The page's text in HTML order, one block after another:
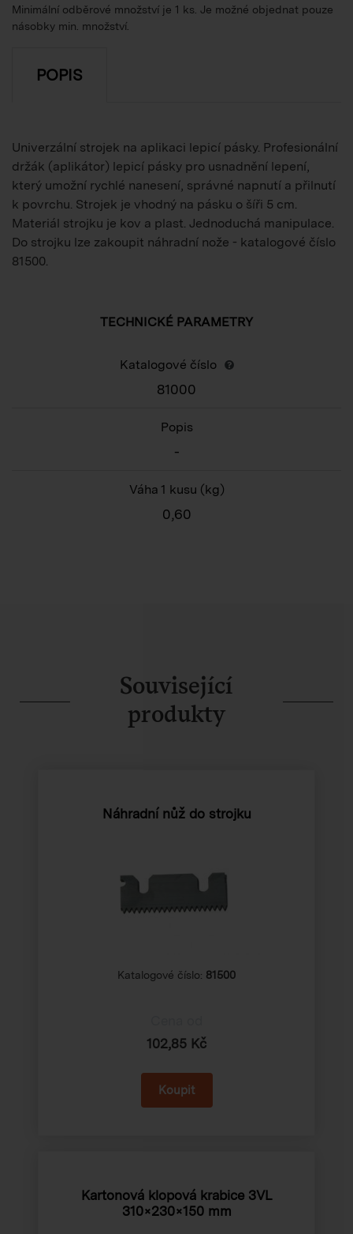
Minimální odběrové množství je 1 ks. Je možné objednat pouze
násobky min. množství.
POPIS
Univerzální strojek na aplikaci lepicí pásky. Profesionální
držák (aplikátor) lepicí pásky pro usnadnění lepení,
který umožní rychlé nanesení, správné napnutí a přilnutí
k povrchu. Strojek je vhodný na pásku o šíři 5 cm.
Materiál strojku je kov a plast. Jednoduchá manipulace.
Do strojku lze zakoupit náhradní nože - katalogové číslo
81500.
TECHNICKÉ PARAMETRY
Katalogové číslo
81000
Popis
-
Váha 1 kusu (kg)
0,60
Související
produkty
Náhradní nůž do strojku
Katalogové číslo: 81500
102,85 Kč
Kartonová klopová krabice 3VL
310×230×150 mm